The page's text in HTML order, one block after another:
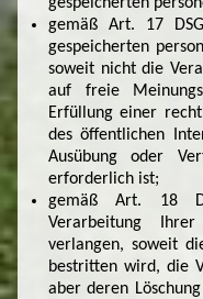
gemäß Art. 17
gespeicherten
soweit nicht die
auf freie
Erfüllung einer
des öffentlichen
Ausübung oder
erforderlich ist;
gemäß Art. 18
Verarbeitung
verlangen, soweit
bestritten wird, die
aber deren